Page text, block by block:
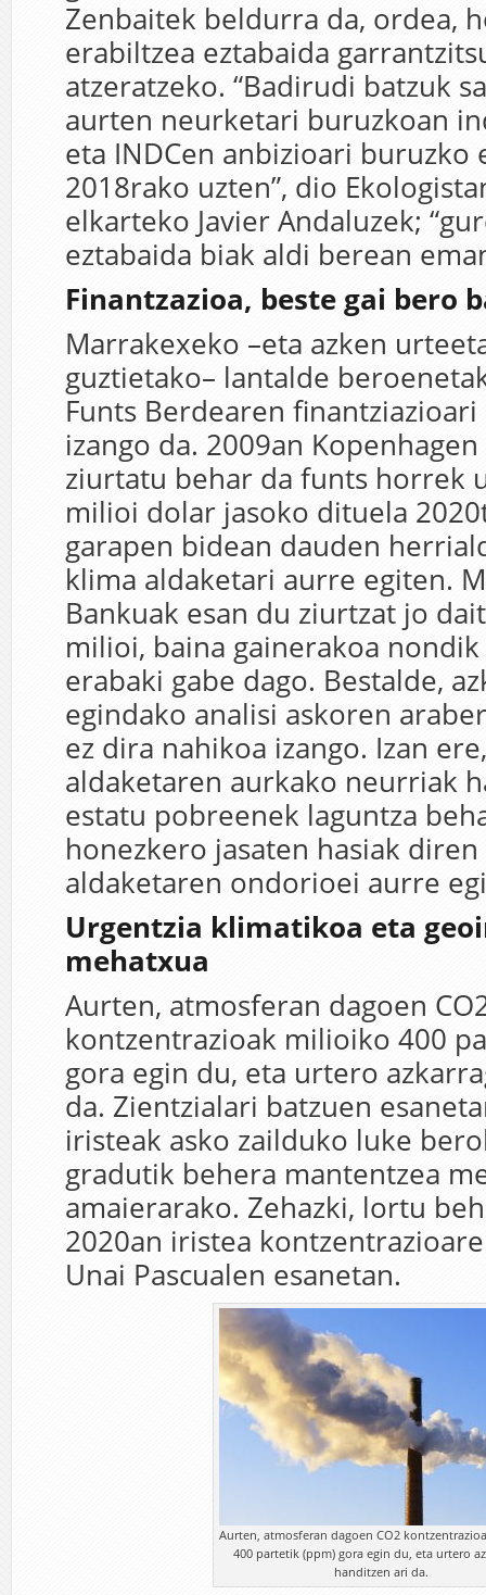
Zenbaitek beldurra da, ordea,
erabiltzea eztabaida
atzeratzeko. “Badirudi batzuk
aurten neurketari buruzkoan
eta INDCen anbizioari buruzko
2018rako uzten”, dio
elkarteko Javier Andaluzek;
eztabaida biak aldi berean
Finantzazioa, beste gai bero
Marrakexeko –eta azken
guztietako– lantalde
Funts Berdearen
izango da. 2009an
ziurtatu behar da funts horrek
milioi dolar jasoko dituela
garapen bidean dauden
klima aldaketari aurre egiten.
Bankuak esan du ziurtzat jo
milioi, baina gainerakoa
erabaki gabe dago. Bestalde,
egindako analisi askoren
ez dira nahikoa izango. Izan
aldaketaren aurkako neurriak
estatu pobreenek laguntza
honezkero jasaten hasiak
aldaketaren ondorioei aurre
Urgentzia klimatikoa eta
mehatxua
Aurten, atmosferan dagoen
kontzentrazioak milioiko 400
gora egin du, eta urtero
da. Zientzialari batzuen
iristeak asko zailduko luke
gradutik behera mantentzea
amaierarako. Zehazki, lortu
2020an iristea
Unai Pascualen esanetan.
Aurten, atmosferan dagoen CO2
400 partetik (ppm) gora egin du, eta urtero
handitzen ari da.